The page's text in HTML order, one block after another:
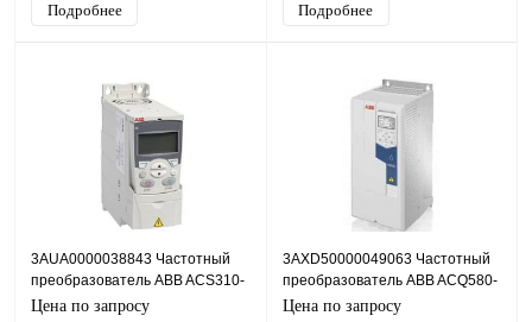
Подробнее Подробнее
3AUA0000038843 Частотный
преобразователь ABB ACS310-
01E-04A7-2, 0,75кВт, 220В
Цена по запросу
3AXD50000049063 Частотный
преобразователь ABB ACQ580-
04-880A-4, 500кВт, 380В
Цена по запросу